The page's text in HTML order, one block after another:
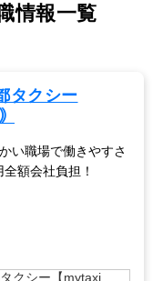
情報一覧
タクシー
い職場で働きやすさ
額会社負担！
クシー【mytaxi